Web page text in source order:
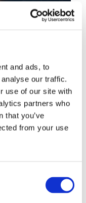
and ads, to
our traffic.
use of our site with
partners who
that you’ve
from your use
legale e
2026 della
per tornare